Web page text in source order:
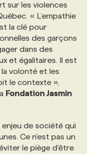
sur les violences
« L’empathie
la clé pour
des garçons
dans des
et égalitaires. Il est
volonté et les
le contexte »,
Fondation Jasmin
de société qui
Ce n'est pas un
le piège d'être